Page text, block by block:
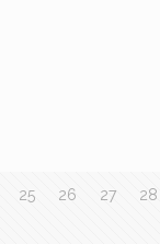
25 26 27 28